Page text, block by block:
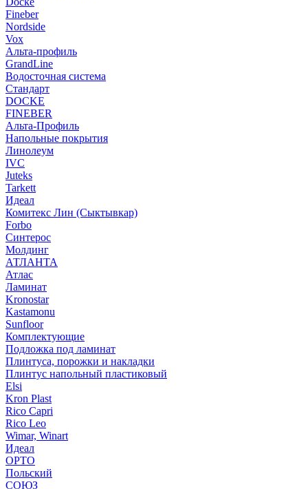
Fineber
Nordside
Vox
Альта-профиль
GrandLine
Водосточная система
Стандарт
DOCKE
FINEBER
Альта-Профиль
Напольные покрытия
Линолеум
IVC
Juteks
Tarkett
Идеал
Комитекс Лин (Сыктывкар)
Forbo
Синтерос
Молдинг
АТЛАНТА
Атлас
Ламинат
Kronostar
Kastamonu
Sunfloor
Комплектующие
Подложка под ламинат
Плинтуса, порожки и накладки
Плинтус напольный пластиковый
Elsi
Kron Plast
Rico Capri
Rico Leo
Wimar, Winart
Идеал
ОРТО
Польский
СОЮЗ